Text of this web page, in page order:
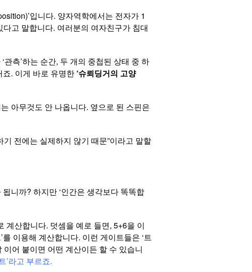
입니다. 양자역학에서는 전자가 1
다고 말합니다. 여러분의 여자친구가 침대
관측’하는 순간, 두 개의 중첩된 상태 중 하
죠. 이게 바로 유명한 ‘슈뢰딩거의 고양
아무것도 안 나옵니다. 옆으로 된 스핀은
전에는 실제하지 않기 때문”이라고 말할
니까? 하지만 ‘인간은 생각보다 똑똑합
계산합니다. 덧셈을 예로 들면, 5+6을 이
를 이용해 계산합니다. 이런 게이트들은 ‘트
어 붙이면 어떤 계산이든 할 수 있습니
’라고 부르죠.